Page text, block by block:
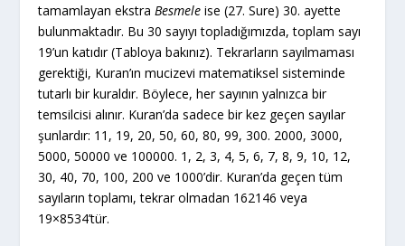
tamamlayan ekstra Besmele ise (27. Sure) 30. ayette
bulunmaktadır. Bu 30 sayıyı topladığımızda, toplam sayı
19’un katıdır (Tabloya bakınız). Tekrarların sayılmaması
gerektiği, Kuran’ın mucizevi matematiksel sisteminde
tutarlı bir kuraldır. Böylece, her sayının yalnızca bir
temsilcisi alınır. Kuran’da sadece bir kez geçen sayılar
şunlardır: 11, 19, 20, 50, 60, 80, 99, 300. 2000, 3000,
5000, 50000 ve 100000. 1, 2, 3, 4, 5, 6, 7, 8, 9, 10, 12,
30, 40, 70, 100, 200 ve 1000’dir. Kuran’da geçen tüm
sayıların toplamı, tekrar olmadan 162146 veya
19×8534’tür.